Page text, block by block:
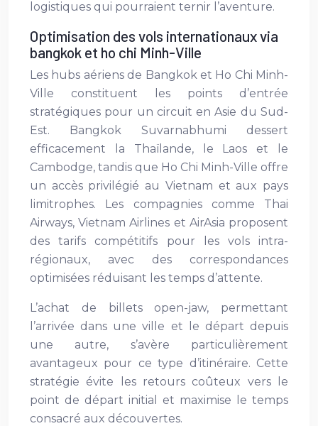
logistiques qui pourraient ternir l’aventure.
Optimisation des vols internationaux via
bangkok et ho chi Minh-Ville
Les hubs aériens de Bangkok et Ho Chi Minh-
Ville constituent les points d’entrée
stratégiques pour un circuit en Asie du Sud-
Est. Bangkok Suvarnabhumi dessert
efficacement la Thaïlande, le Laos et le
Cambodge, tandis que Ho Chi Minh-Ville offre
un accès privilégié au Vietnam et aux pays
limitrophes. Les compagnies comme Thai
Airways, Vietnam Airlines et AirAsia proposent
des tarifs compétitifs pour les vols intra-
régionaux, avec des correspondances
optimisées réduisant les temps d’attente.
L’achat de billets open-jaw, permettant
l’arrivée dans une ville et le départ depuis
une autre, s’avère particulièrement
avantageux pour ce type d’itinéraire. Cette
stratégie évite les retours coûteux vers le
point de départ initial et maximise le temps
consacré aux découvertes.